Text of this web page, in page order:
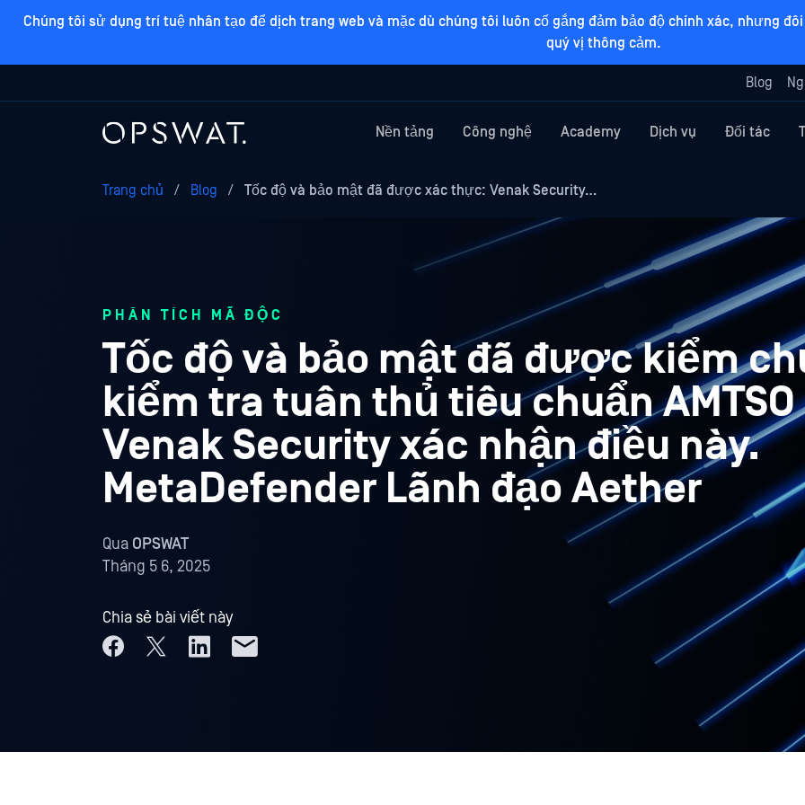
Chúng tôi sử dụng trí tuệ nhân tạo để dịch trang web và mặc dù chúng tôi luôn cố gắng đảm bảo độ chính xác, nhưng
quý vị thông cảm.
Blog
Nền tảng Công nghệ Academy Dịch vụ Đối tác
Trang chủ / Blog / Tốc độ và bảo mật đã được xác thực: Venak Security…
PHÂN TÍCH MÃ ĐỘC
Tốc độ và bảo mật đã được kiểm
kiểm tra tuân thủ tiêu chuẩn
Venak Security xác nhận điều này.
MetaDefender Lãnh đạo Aether
Qua OPSWAT
Tháng 5 6, 2025
Chia sẻ bài viết này